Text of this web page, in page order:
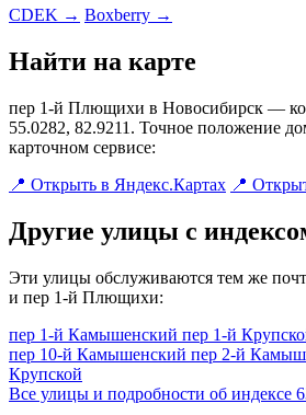
CDEK → Boxberry →
Найти на карте
пер 1-й Плющихи в Новосибирск —
55.0282, 82.9211. Точное положение
карточном сервисе:
📍 Открыть в Яндекс.Картах 📍
Другие улицы с
Эти улицы обслуживаются тем же
и пер 1-й Плющихи:
пер 1-й Камышенский пер 1-й
пер 10-й Камышенский пер 2-й
Крупской
Все улицы и подробности об индексе